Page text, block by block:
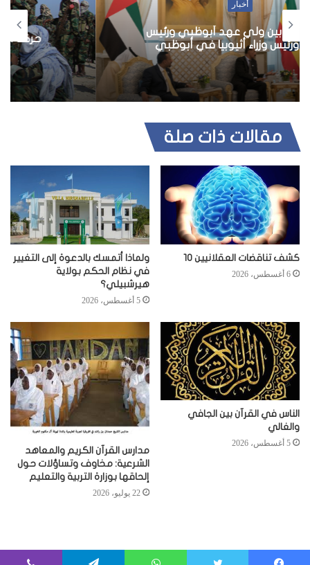
أخبار
حركة الشباب تستقطب الطلبة الكينيين
مقالات ذات صلة
كشف تناقضات العقلانيين 10
6 أغسطس، 2026
ولماذا أتمسك بالدعوة إلى التغيير
في نظام الحكم بولاية
هيرشبيلي؟
5 أغسطس، 2026
الناس في القرآن بين الجافي
والغالي
5 أغسطس، 2026
مدارس القرآن الكريم والمعاهد
الشرعية: مخاوف وتساؤلات حول
إلحاقها بوزارة التربية والتعليم
22 يوليو، 2026